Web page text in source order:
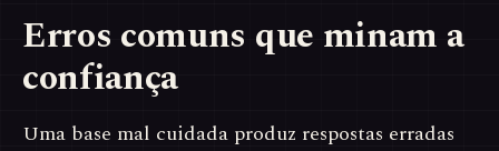
Erros comuns que minam a
confiança
Uma base mal cuidada produz respostas erradas